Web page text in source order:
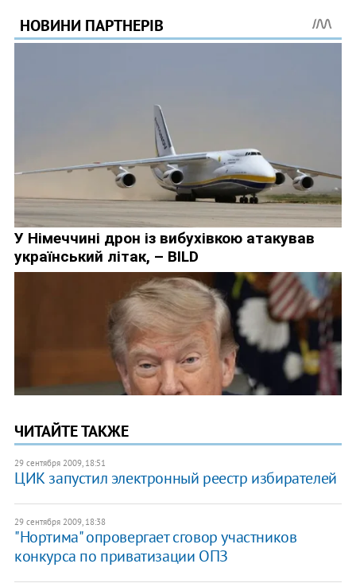
ЧИТАЙТЕ ТАКЖЕ
29 сентября 2009, 18:51
ЦИК запустил электронный реестр избирателей
29 сентября 2009, 18:38
"Нортима" опровергает сговор участников
конкурса по приватизации ОПЗ